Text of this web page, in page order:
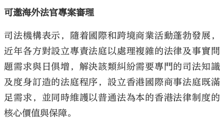
可邀海外法官專案審理
司法機構表示，隨着國際和跨境商業活動蓬勃發展，
近年各方對設立專責法庭以處理複雜的法律及事實問
題需求與日俱增，解決該類糾紛需要專門的司法知識
及度身訂造的法庭程序，設立香港國際商事法庭既滿
足需求，並同時維護以普通法為本的香港法律制度的
核心價值與保障。